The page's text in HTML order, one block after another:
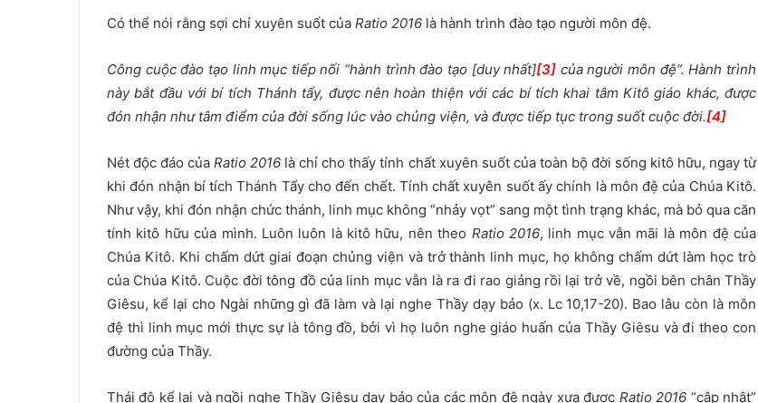
Có thể nói rằng sợi chỉ xuyên suốt của Ratio 2016 là hành trình đào tạo người môn đệ.
Công cuộc đào tạo linh mục tiếp nối “hành trình đào tạo [duy nhất][3] của người môn đệ”. Hành trình
này bắt đầu với bí tích Thánh tẩy, được nên hoàn thiện với các bí tích khai tâm Kitô giáo khác, được
đón nhận như tâm điểm của đời sống lúc vào chủng viện, và được tiếp tục trong suốt cuộc đời.[4]
Nét độc đáo củaRatio 2016 là chỉ cho thấy tính chất xuyên suốt của toàn bộ đời sống kitô hữu, ngay từ
khi đón nhận bí tích Thánh Tẩy cho đến chết. Tính chất xuyên suốt ấy chính là môn đệ của Chúa Kitô.
Như vậy, khi đón nhận chức thánh, linh mục không “nhảy vọt” sang một tình trạng khác, mà bỏ qua căn
tính kitô hữu của mình. Luôn luôn là kitô hữu, nên theo Ratio 2016, linh mục vẫn mãi là môn đệ của
Chúa Kitô. Khi chấm dứt giai đoạn chủng viện và trở thành linh mục, họ không chấm dứt làm học trò
của Chúa Kitô. Cuộc đời tông đồ của linh mục vẫn là ra đi rao giảng rồi lại trở về, ngồi bên chân Thầy
Giêsu, kể lại cho Ngài những gì đã làm và lại nghe Thầy dạy bảo (x. Lc 10,17-20). Bao lâu còn là môn
đệ thì linh mục mới thực sự là tông đồ, bởi vì họ luôn nghe giáo huấn của Thầy Giêsu và đi theo con
đường của Thầy.
Thái độ kể lại và ngồi nghe Thầy Giêsu dạy bảo của các môn đệ ngày xưa được Ratio 2016 “cập nhật”